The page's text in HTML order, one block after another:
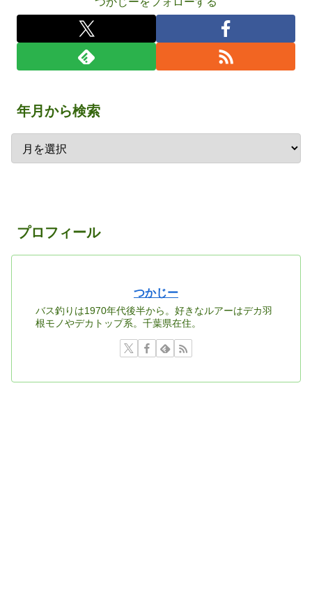
年月から検索
プロフィール
つかじー
バス釣りは1970年代後半から。好きなルアーはデカ羽
根モノやデカトップ系。千葉県在住。